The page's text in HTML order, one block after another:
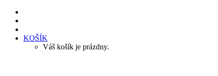
KOŠÍK
Váš košík je prázdny.